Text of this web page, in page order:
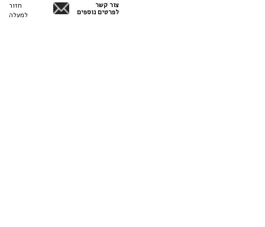
חזור
למעלה
צור קשר
לפרטים נוספים